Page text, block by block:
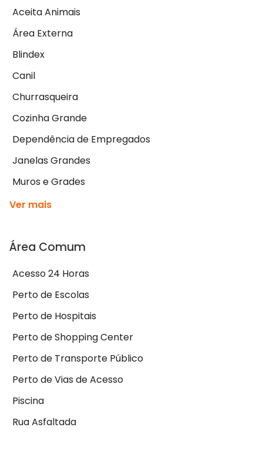
Aceita Animais
Área Externa
Blindex
Canil
Churrasqueira
Cozinha Grande
Dependência de Empregados
Janelas Grandes
Muros e Grades
Ver mais
Área Comum
Acesso 24 Horas
Perto de Escolas
Perto de Hospitais
Perto de Shopping Center
Perto de Transporte Público
Perto de Vias de Acesso
Piscina
Rua Asfaltada